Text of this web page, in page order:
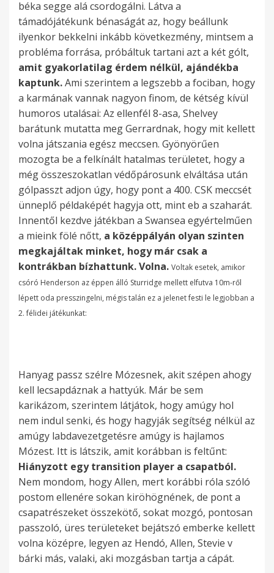
s
e
n
g
y
e
n
g
e
f
o
r
m
á
t
n
y
ú
j
t
ó
p
a
t
u
n
k
e
l
t
u
d
o
t
t
p
r
e
z
e
n
t
á
l
n
i
a
,
h
o
g
y
m
i
é
s
v
á
l
t
u
n
k
m
e
g
t
ő
g
á
l
l
í
t
h
a
t
a
t
l
a
n
j
é
g
t
ö
r
ő
ó
,
h
a
n
e
m
e
g
y
ü
g
y
j
e
l
e
s
ü
l
h
o
g
y
a
k
o
r
á
b
b
a
n
s
z
o
r
b
e
h
a
r
a
n
g
o
z
v
a
l
ó
g
y
o
r
s
l
a
b
d
a
j
á
r
a
t
á
s
s
e
m
v
o
l
t
p
a
r
t
n
e
l
n
e
k
.
á
l
y
á
r
ó
l
v
a
l
a
k
i
n
e
k
b
e
k
e
l
t
v
o
l
n
a
j
á
t
s
z
a
n
d
m
e
g
i
n
d
u
l
n
i
,
h
a
i
n
n
e
n
r
á
o
t
t
v
o
l
n
a
i
n
d
u
l
t
i
n
n
e
n
i
s
k
i
j
á
r
a
p
u
s
z
i
a
á
r
a
.
N
e
k
i
n
e
m
k
e
g
á
t
a
z
,
h
o
g
y
b
e
á
l
l
u
n
k
i
l
y
o
r
b
e
k
k
e
l
n
i
i
n
k
b
a
n
a
2
.
f
é
l
i
d
e
i
j
á
t
é
k
u
n
k
h
o
g
y
h
a
g
y
j
á
k
s
e
g
í
t
s
é
g
n
é
l
a
z
a
m
ú
g
y
l
a
b
d
a
k
a
n
k
i
r
ö
h
ö
g
n
é
n
e
k
,
d
e
p
o
n
s
a
p
a
t
r
é
s
z
e
k
e
t
t
t
e
n
e
t
e
s
e
n
h
á
t
r
a
v
o
n
v
a
j
z
o
t
t
a
k
a
C
B
-
k
,
a
.
B
e
j
ö
t
t
,
ü
v
ö
l
t
ö
t
t
,
p
a
c
s
t
t
,
k
o
r
á
h
o
z
k
é
p
v
o
l
t
u
n
k
.
T
ú
l
s
á
g
o
s
a
n
b
í
z
a
b
b
a
n
,
h
o
g
y
C
o
u
béka segge alá csordogálni. Látva a
támadójátékunk bénaságát az, hogy beállunk
ilyenkor bekkelni inkább következmény, mintsem a
probléma forrása, próbáltuk tartani azt a két gólt,
amit gyakorlatilag érdem nélkül, ajándékba
kaptunk.Ami szerintem a legszebb a fociban, hogy
a karmának vannak nagyon finom, de kétség kívül
humoros utalásai: Az ellenfél 8-asa, Shelvey
barátunk mutatta meg Gerrardnak, hogy mit kellett
volna játszania egész meccsen. Gyönyörűen
mozogta be a felkínált hatalmas területet, hogy a
még összeszokatlan védőpárosunk elváltása után
gólpasszt adjon úgy, hogy pont a 400. CSK meccsét
ünneplő példaképét hagyja ott, mint eb a szaharát.
Innentől kezdve játékban a Swansea egyértelműen
a mieink fölé nőtt, a középpályán olyan szinten
megkajáltak minket, hogy már csak a
kontrákban bízhattunk. Volna. Voltak esetek, amikor
csóró Henderson az éppen álló Sturridge mellett elfutva 10m-ről
lépett oda presszingelni, mégis talán ez a jelenet festi le legjobban a
2. félidei játékunkat:
Hanyag passz szélre Mózesnek, akit szépen ahogy
kell lecsapdáznak a hattyúk. Már be sem
karikázom, szerintem látjátok, hogy amúgy hol
nem indul senki, és hogy hagyják segítség nélkül az
amúgy labdavezetgetésre amúgy is hajlamos
Mózest. Itt is látszik, amit korábban is feltűnt:
Hiányzott egy transition player a csapatból.
Nem mondom, hogy Allen, mert korábbi róla szóló
postom ellenére sokan kiröhögnének, de pont a
csapatrészeket összekötő, sokat mozgó, pontosan
passzoló, üres területeket bejátszó emberke kellett
volna középre, legyen az Hendó, Allen, Stevie v
bárki más, valaki, aki mozgásban tartja a cápát.